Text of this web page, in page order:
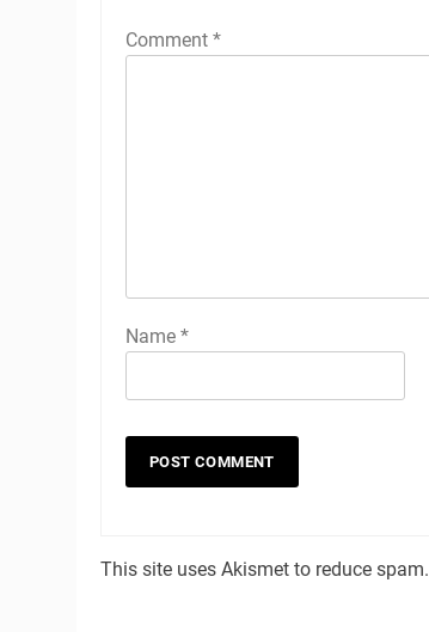
Comment *
Name *
This site uses Akismet to reduce spam.